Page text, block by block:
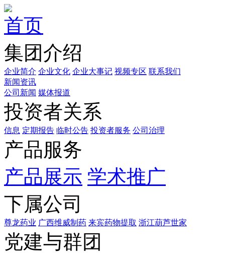
首页
集团介绍
企业简介 企业文化 企业⼤事记 视频专区 联系我们
新闻资讯
公司新闻 媒体报道
投资者关系
信息 定期报告 临时公告 投资者服务 公司治理
产品服务
产品展示 学术推广
下属公司
尊龙药业 广西维威制药 来宾药物提取 浙江葫芦世家
党建与群团